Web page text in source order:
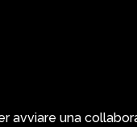
avviare una